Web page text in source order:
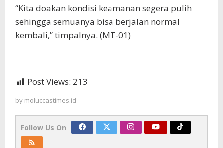
“Kita doakan kondisi keamanan segera pulih
sehingga semuanya bisa berjalan normal
kembali,” timpalnya. (MT-01)
Post Views: 213
by moluccastimes.id
Follow Us On